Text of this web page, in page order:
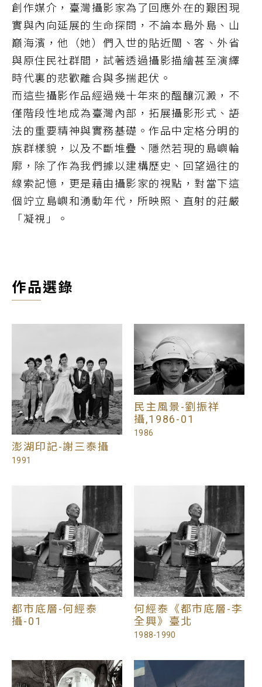
創作媒介，臺灣攝影家為了回應外在的艱困現
實與內向延展的生命探問，不論本島外島、山
巔海濱，他（她）們入世的貼近閩、客、外省
與原住民社群間，試著透過攝影描繪甚至演繹
時代裏的悲歡離合與多揣起伏。
而這些攝影作品經過幾十年來的醞釀沉澱，不
僅階段性地成為臺灣內部，拓展攝影形式、語
法的重要精神與實務基礎。作品中定格分明的
族群樣貌，以及不斷堆疊、隱然若現的島嶼輪
廓，除了作為我們據以建構歷史、回望過往的
線索記憶，更是藉由攝影家的視點，對當下這
個竚立島嶼和湧動年代，所映照、直射的莊嚴
「凝視」。
作品選錄
澎湖印記-謝三泰攝
1991
民主風景-劉振祥
攝,1986-01
1986
都市底層-何經泰
攝-01
何經泰《都市底層-李
全興》臺北
1988-1990